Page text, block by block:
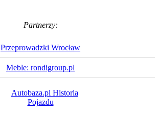
Partnerzy:
Przeprowadzki Wrocław
Meble: rondigroup.pl